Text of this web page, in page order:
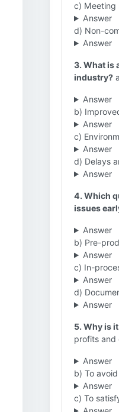
c) Meeting
Answer
d) Non-
Answer
3. What is
industry?
Answer
b)
Answer
c)
Answer
d) Delays
Answer
4. Which
issues
Answer
b) Pre-
Answer
c) In-
Answer
d)
Answer
5. Why is
profits and
Answer
b) To
Answer
c) To